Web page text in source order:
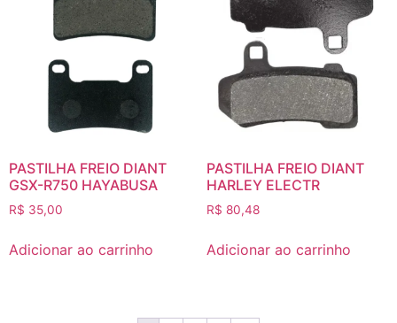
PASTILHA FREIO DIANT
GSX-R750 HAYABUSA
R$ 35,00
Adicionar ao carrinho
PASTILHA FREIO DIANT
HARLEY ELECTR
R$ 80,48
Adicionar ao carrinho